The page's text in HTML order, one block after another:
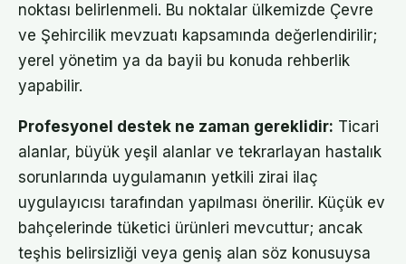
noktası belirlenmeli. Bu noktalar ülkemizde Çevre
ve Şehircilik mevzuatı kapsamında değerlendirilir;
yerel yönetim ya da bayii bu konuda rehberlik
yapabilir.
Profesyonel destek ne zaman gereklidir: Ticari
alanlar, büyük yeşil alanlar ve tekrarlayan hastalık
sorunlarında uygulamanın yetkili zirai ilaç
uygulayıcısı tarafından yapılması önerilir. Küçük ev
bahçelerinde tüketici ürünleri mevcuttur; ancak
teşhis belirsizliği veya geniş alan söz konusuysa